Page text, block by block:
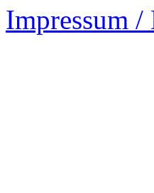
Impressum